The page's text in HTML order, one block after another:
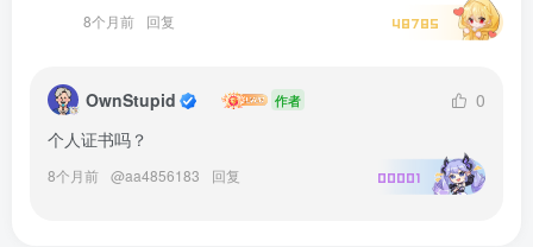
8个月前 回复 48785
OwnStupid 作者
0
个人证书吗？
8个月前 @aa4856183 回复 00001